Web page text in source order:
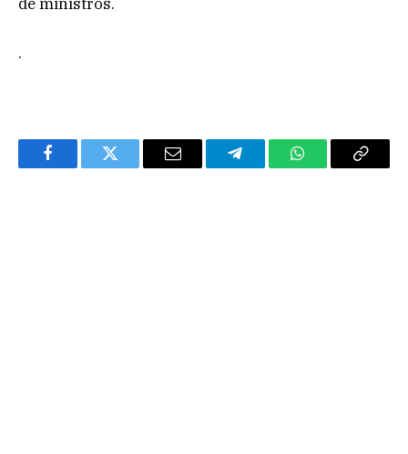
.
FacebookTwitter Email TelegramWhatsAppCopy